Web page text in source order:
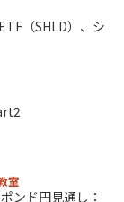
（SHLD）、シ
室
ンド円見通し：